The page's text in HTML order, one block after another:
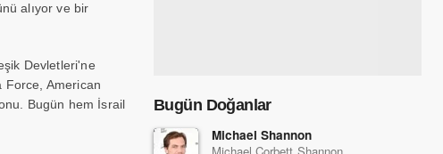
alıyor ve bir
Devletleri'ne
Force, American
Bugün hem İsrail
Bugün Doğanlar
Michael Shannon